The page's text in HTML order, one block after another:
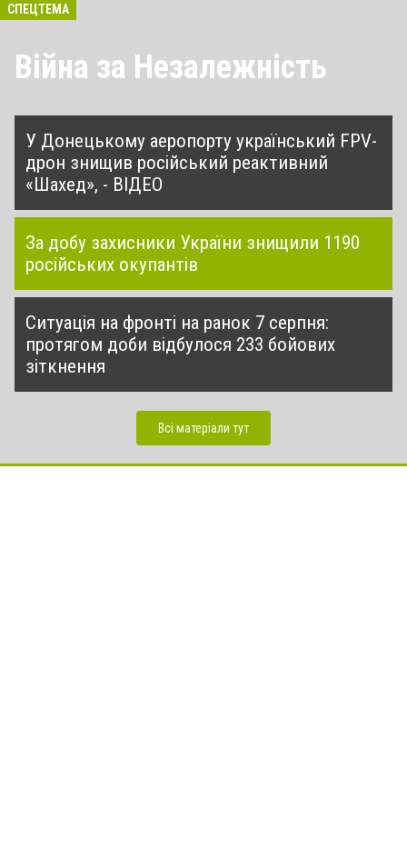
СПЕЦТЕМА
Війна за Незалежність
У Донецькому аеропорту український FPV-
дрон знищив російський реактивний
«Шахед», - ВІДЕО
За добу захисники України знищили 1190
російських окупантів
Ситуація на фронті на ранок 7 серпня:
протягом доби відбулося 233 бойових
зіткнення
Всі матеріали тут